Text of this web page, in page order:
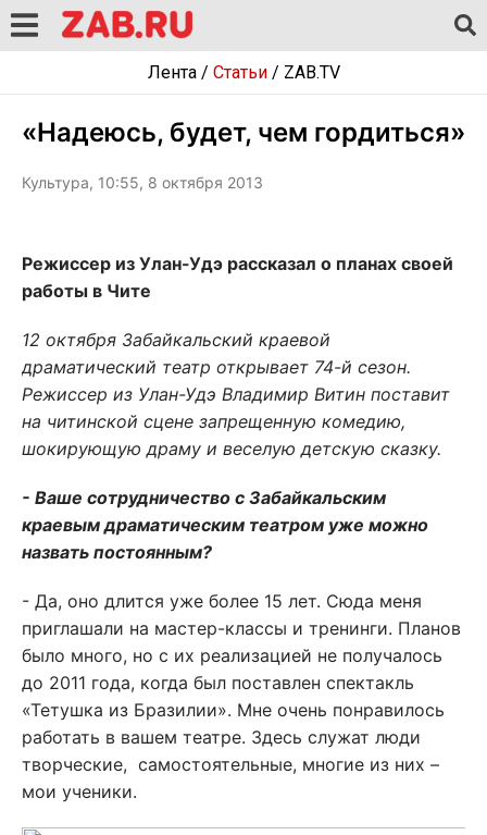
Лента/ Статьи/ ZAB.TV
«Надеюсь, будет, чем гордиться»
Культура, 10:55, 8 октября 2013
Режиссер из Улан-Удэ рассказал о планах своей
работы в Чите
12 октября Забайкальский краевой
драматический театр открывает 74-й сезон.
Режиссер из Улан-Удэ Владимир Витин поставит
на читинской сцене запрещенную комедию,
шокирующую драму и веселую детскую сказку.
- Ваше сотрудничество с Забайкальским
краевым драматическим театром уже можно
назвать постоянным?
- Да, оно длится уже более 15 лет. Сюда меня
приглашали на мастер-классы и тренинги. Планов
было много, но с их реализацией не получалось
до 2011 года, когда был поставлен спектакль
«Тетушка из Бразилии». Мне очень понравилось
работать в вашем театре. Здесь служат люди
творческие, самостоятельные, многие из них –
мои ученики.